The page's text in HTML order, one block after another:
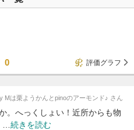
0
評価グラフ
Mは栗ようかんとpinoのアーモンド♪ さん
。へっくしょい！近所からも物
続きを読む